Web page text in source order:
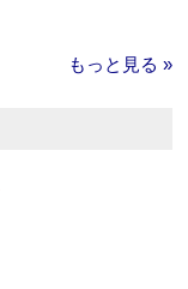
もっと見る »